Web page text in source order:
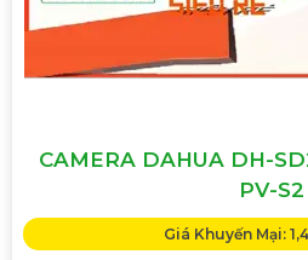
CAMERA DAHUA DH-
PV-S2
Giá Khuyến Mại: